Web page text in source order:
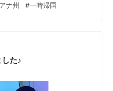
ー！！ 日本で感じたこと
のすごいところってとにか
こともとことん改良してい
な値上げをせず、改良を
その小さな前進にどれほど
ナ州 #一時帰国
た♪